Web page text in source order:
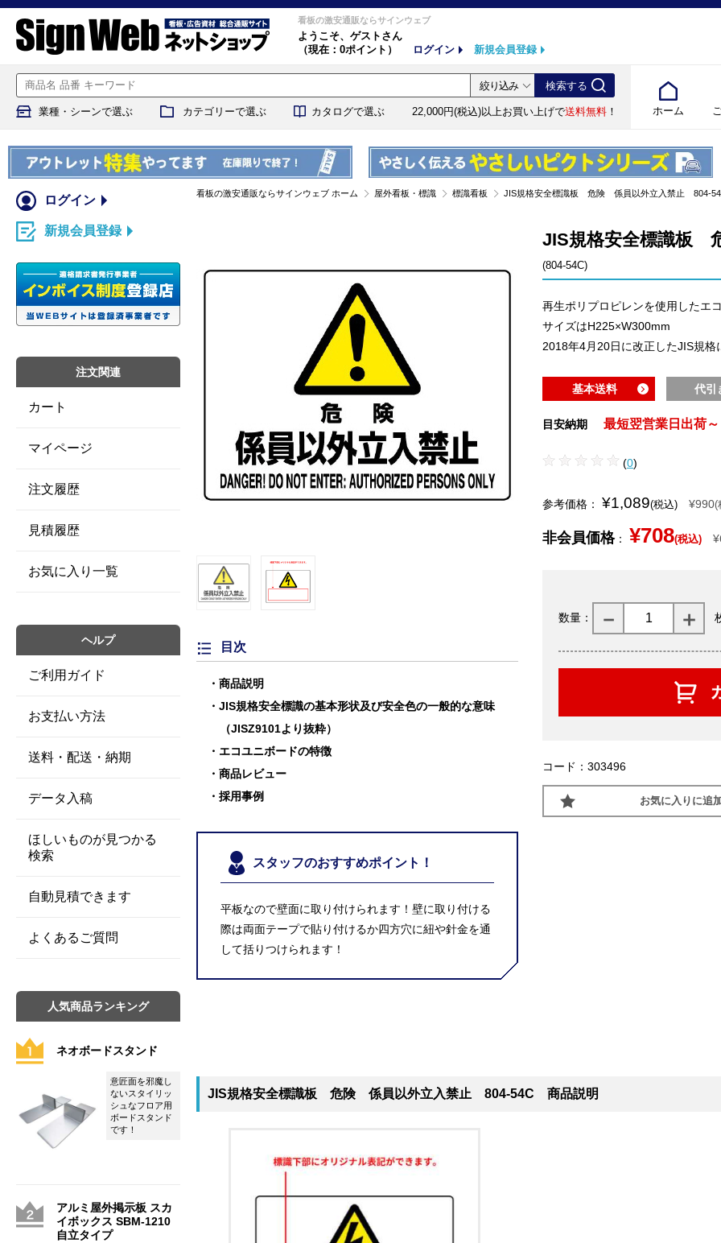
看板の激安通販ならサインウェブ
ようこそ、 ゲストさん
（現在：0ポイント）
ログイン 新規会員登録
ホーム
業種・シーンで選ぶ カテゴリーで選ぶ カタログで選ぶ 22,000円(税込)以上お買い上げで送料無料 ！
看板の激安通販ならサインウェブ ホーム 屋外看板・標識 標識看板 JIS規格安全標識板 危険 係員以外立入禁止 804-
目次
商品説明
JIS規格安全標識の基本形状及び安全色の一般的な意味
（JISZ9101より抜粋）
エコユニボードの特徴
商品レビュー
採用事例
スタッフのおすすめポイント！
平板なので壁面に取り付けられます！壁に取り付ける
際は両面テープで貼り付けるか四方穴に紐や針金を通
して括りつけられます！
JIS規格安全標識板
(804-54C)
再生ポリプロピレンを使用したエ
サイズはH225×W300mm
2018年4月20日に改正したJIS規格
基本送料 代引
目安納期 最短翌営業日出荷～
(0)
参考価格： ¥1,089(税込) ¥990(
非会員価格： ¥708(税込)
数量：
コード：303496
お気に入りに追
JIS規格安全標識板 危険 係員以外立入禁止 804-54C 商品説明
ログイン
新規会員登録
注文関連
カート
マイページ
注文履歴
見積履歴
お気に入り一覧
ヘルプ
ご利用ガイド
お支払い方法
送料・配送・納期
データ入稿
ほしいものが見つかる
検索
自動見積できます
よくあるご質問
人気商品ランキング
ネオボードスタンド
意匠面を邪魔し
ないスタイリッ
シュなフロア用
ボードスタンド
です！
アルミ屋外掲示板 スカ
イボックス SBM-1210
自立タイプ